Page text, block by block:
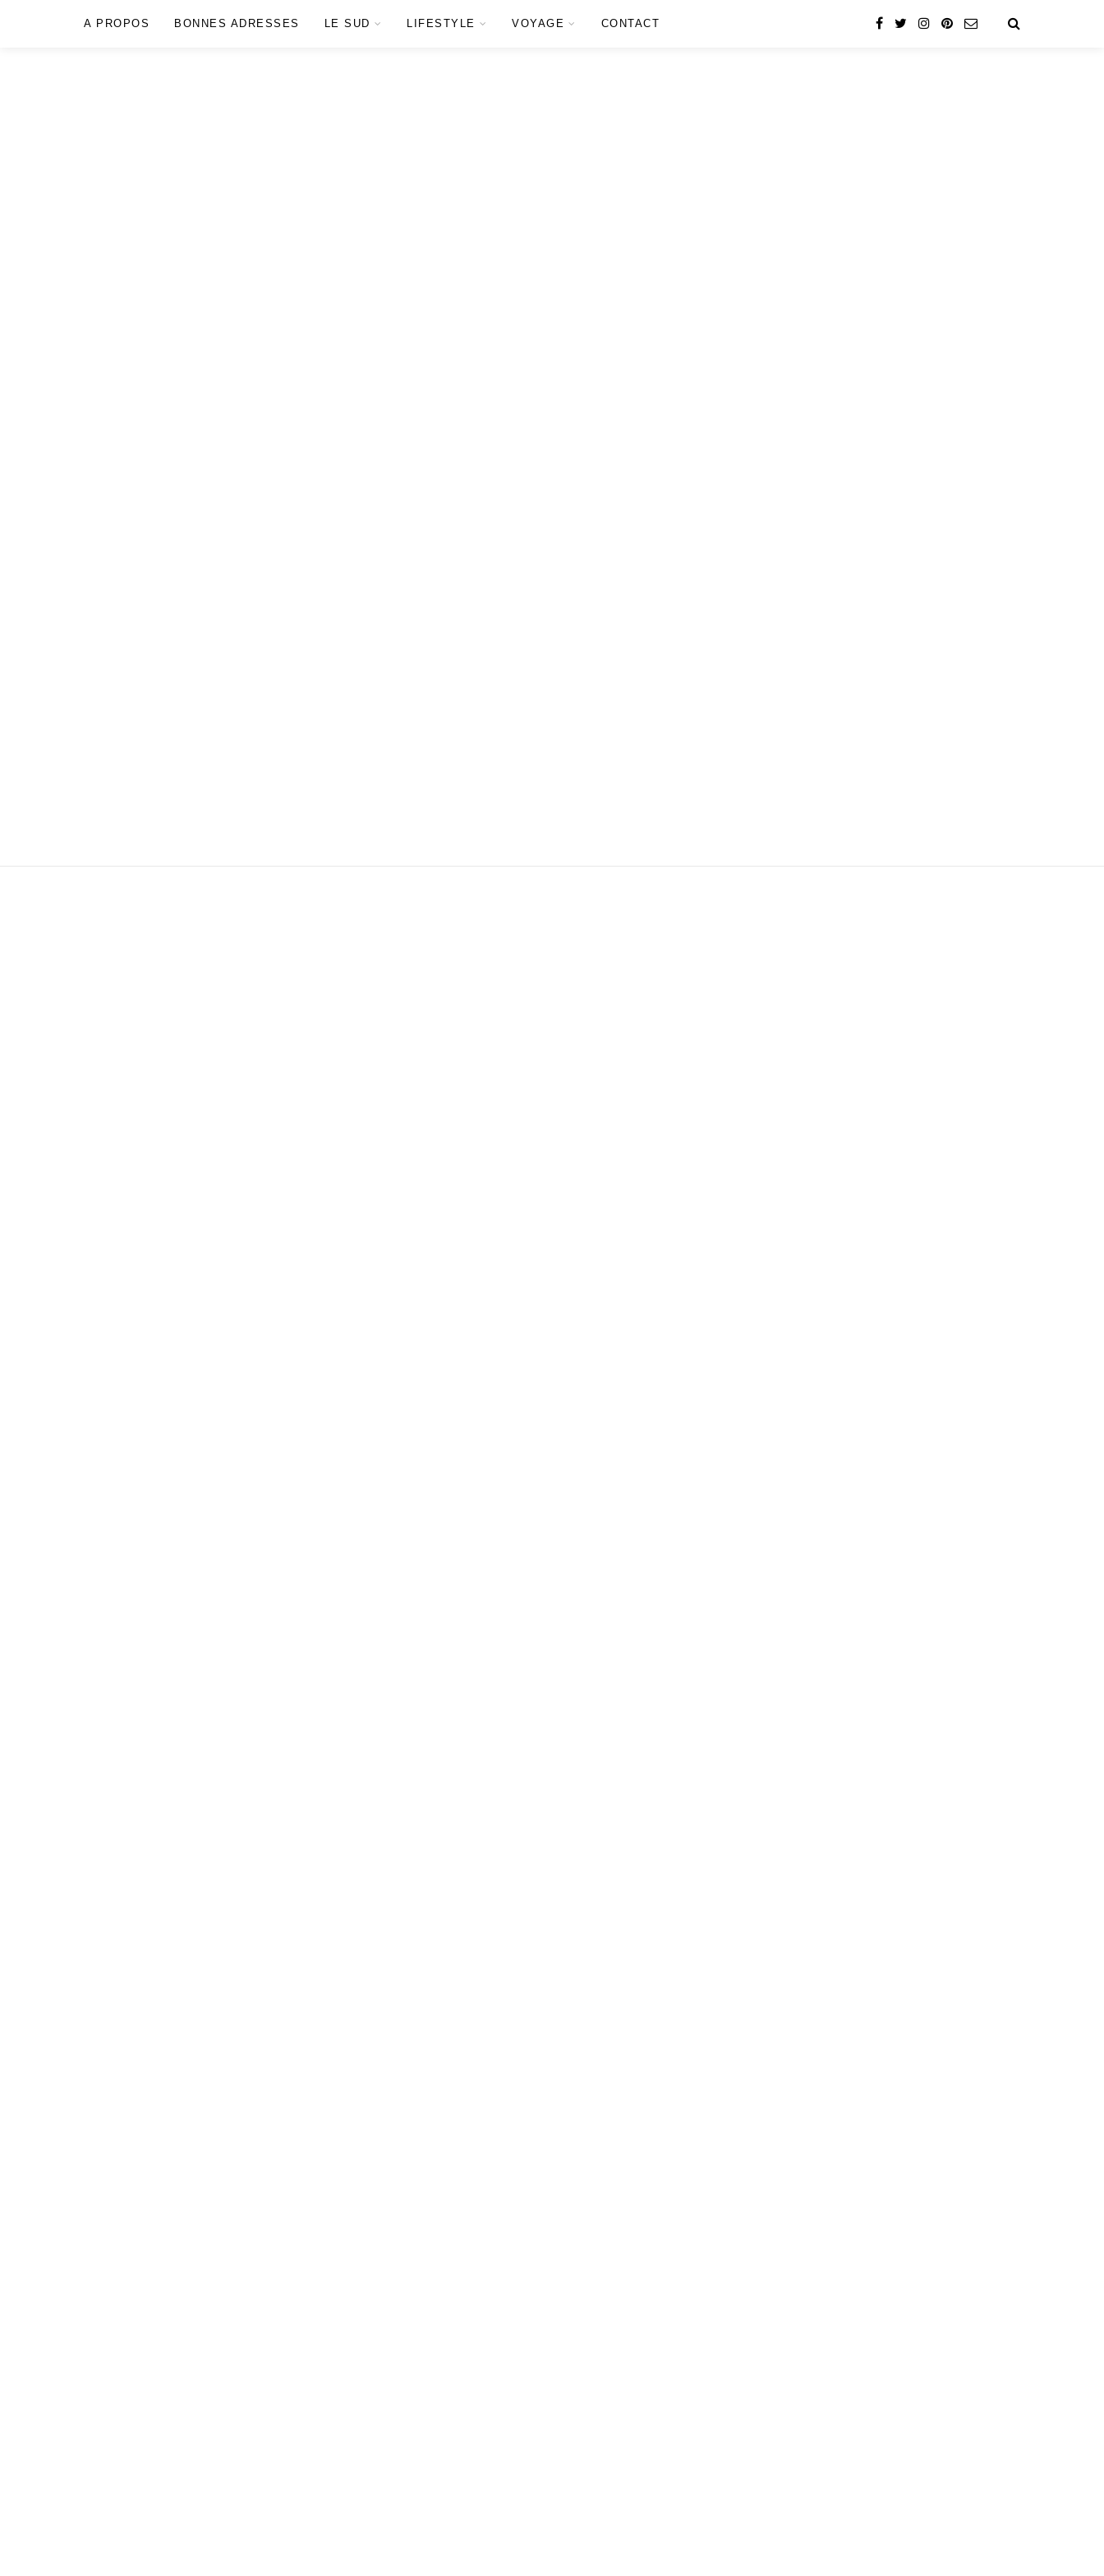
A PROPOS BONNES ADRESSES LE SUD LIFESTYLE VOYAGE CONTACT